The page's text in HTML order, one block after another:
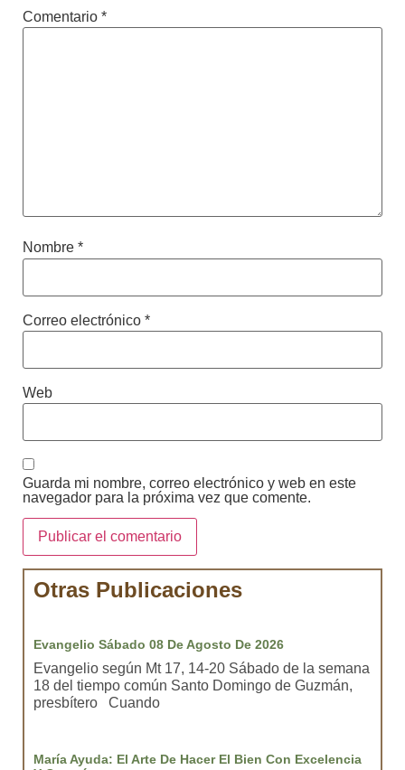
Comentario *
Nombre *
Correo electrónico *
Web
Guarda mi nombre, correo electrónico y web en este
navegador para la próxima vez que comente.
Otras Publicaciones
Evangelio Sábado 08 De Agosto De 2026
Evangelio según Mt 17, 14-20 Sábado de la semana
18 del tiempo común Santo Domingo de Guzmán,
presbítero Cuando
María Ayuda: El Arte De Hacer El Bien Con Excelencia